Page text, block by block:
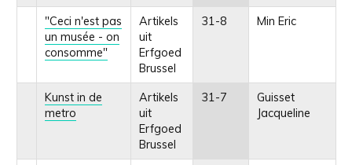
"Ceci n'est pas
un musée - on
consomme"
Artikels
uit
Erfgoed
Brussel
31-8 Min Eric
Kunst in de
metro
Artikels
uit
Erfgoed
Brussel
31-7
Guisset
Jacqueline